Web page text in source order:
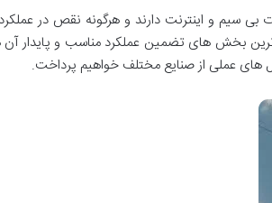
بی سیم و اینترنت دارند و هرگونه نقص در
بخش های تضمین عملکرد مناسب و پایدار
های عملی از صنایع مختلف خواهیم پرداخت.